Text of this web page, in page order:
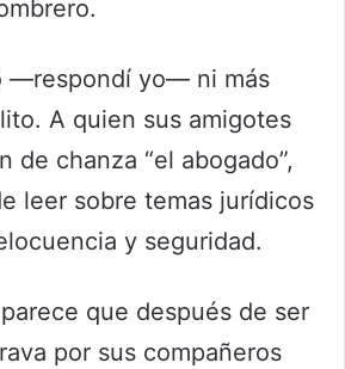
—respondí yo— ni más
A quien sus amigotes
de chanza “el abogado”,
leer sobre temas jurídicos
y seguridad.
que después de ser
por sus compañeros